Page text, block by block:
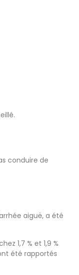
conduire de
aiguë, a été
1,7 % et 1,9 %
été rapportés